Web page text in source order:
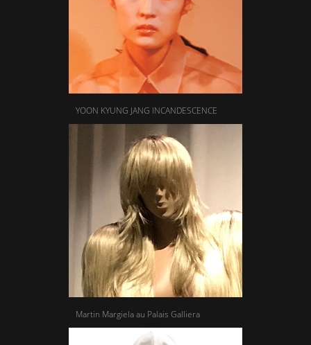
YOON KYUNG JANG INCANDESCENCE
Martin Margiela au Palais Galliera